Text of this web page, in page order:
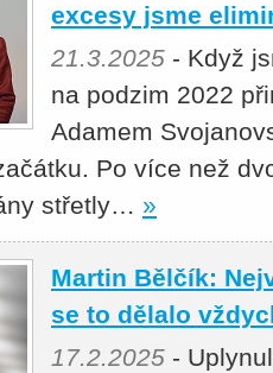
excesy jsme
21.3.2025 - Když
na podzim 2022
Adamem
Po více než
střetly… »
Martin Bělčík:
se to dělalo
17.2.2025 -